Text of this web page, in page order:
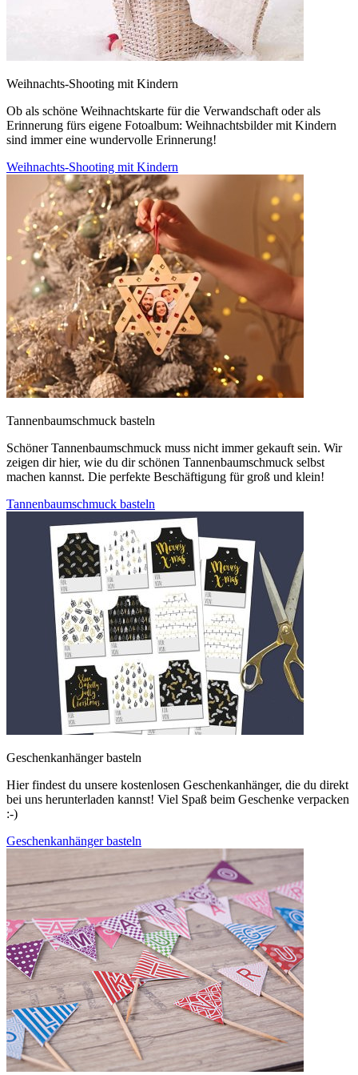
Weihnachts-Shooting mit Kindern
Ob als schöne Weihnachtskarte für die Verwandschaft oder als
Erinnerung fürs eigene Fotoalbum: Weihnachtsbilder mit Kindern
sind immer eine wundervolle Erinnerung!
Weihnachts-Shooting mit Kindern
Tannenbaumschmuck basteln
Schöner Tannenbaumschmuck muss nicht immer gekauft sein. Wir
zeigen dir hier, wie du dir schönen Tannenbaumschmuck selbst
machen kannst. Die perfekte Beschäftigung für groß und klein!
Tannenbaumschmuck basteln
Geschenkanhänger basteln
Hier findest du unsere kostenlosen Geschenkanhänger, die du direkt
bei uns herunterladen kannst! Viel Spaß beim Geschenke verpacken
:-)
Geschenkanhänger basteln